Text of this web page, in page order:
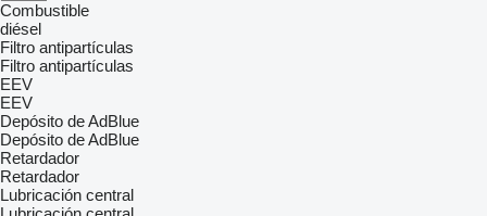
Combustible
diésel
Filtro antipartículas
Filtro antipartículas
EEV
EEV
Depósito de AdBlue
Depósito de AdBlue
Retardador
Retardador
Lubricación central